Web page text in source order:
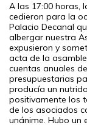
A las 17:00 horas,
cedieron para la
Palacio Decanal
albergar nuestra
expusieron y
acta de la
cuentas anuales
presupuestarias
producía un
positivamente los
de los asociados
unánime. Hubo un